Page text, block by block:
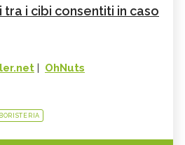
tra i cibi consentiti in caso
| OhNuts